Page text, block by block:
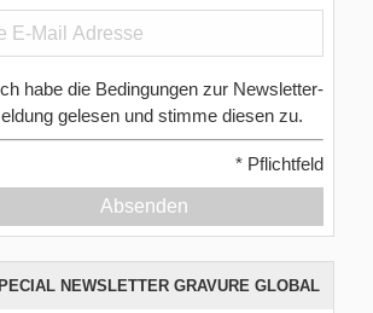
habe die Bedingungen zur Newsletter-
gelesen und stimme diesen zu.
* Pflichtfeld
Absenden
NEWSLETTER GRAVURE GLOBAL